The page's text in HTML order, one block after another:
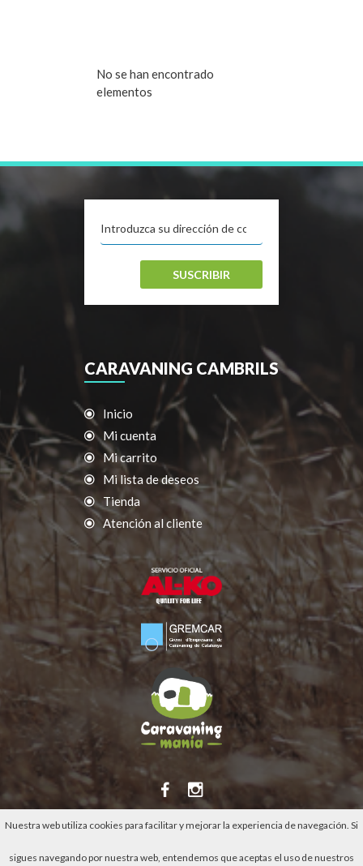
Nuestra web utiliza cookies para facilitar y mejorar la experiencia de navegación. Si
sigues navegando por nuestra web, entendemos que aceptas el uso de nuestros
No se han encontrado
elementos
SUSCRIBIR
CARAVANING CAMBRILS
Inicio
Mi cuenta
Mi carrito
Mi lista de deseos
Tienda
Atención al cliente
©Caravaning Cambrils2026